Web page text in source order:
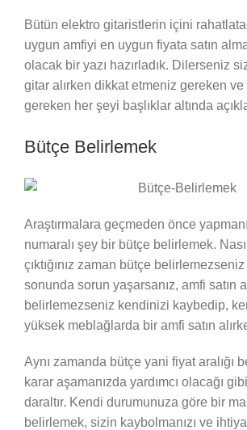
Bütün elektro gitaristlerin içini
uygun amfiyi en uygun fiyata satın
olacak bir yazı hazırladık. Dilerseniz
gitar alırken dikkat etmeniz gereken ve
gereken her şeyi başlıklar altında
Bütçe Belirlemek
Araştırmalara geçmeden önce
numaralı şey bir bütçe belirlemek.
çıktığınız zaman bütçe
sonunda sorun yaşarsanız, amfi satın
belirlemezseniz kendinizi kaybedip,
yüksek meblağlarda bir amfi satın
Aynı zamanda bütçe yani fiyat aralığı
karar aşamanızda yardımcı olacağı
daraltır. Kendi durumunuza göre bir
belirlemek, sizin kaybolmanızı ve